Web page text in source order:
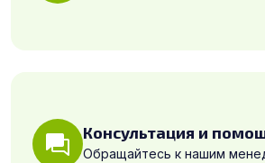
Консультация и
Обращайтесь к нашим